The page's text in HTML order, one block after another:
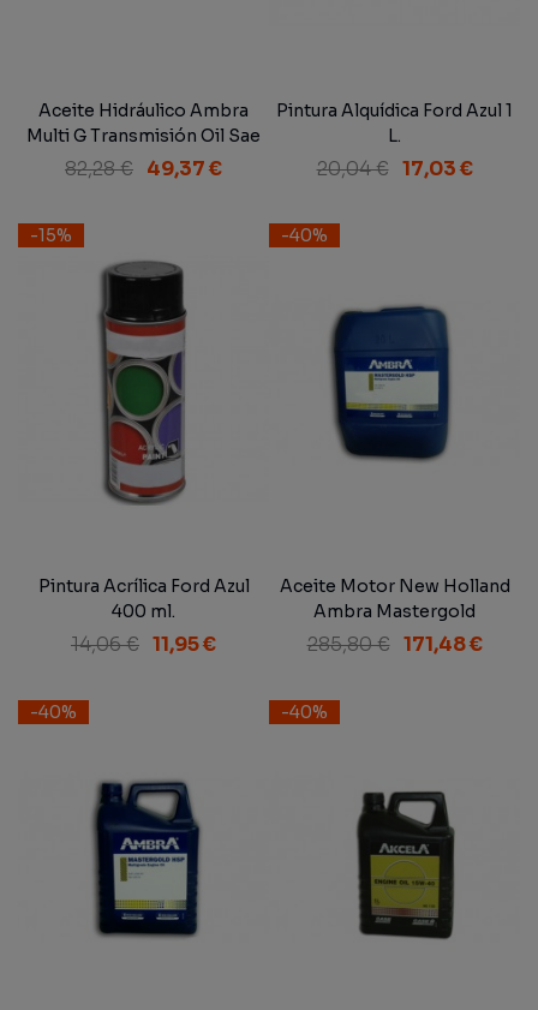
Aceite Hidráulico Ambra
Multi G Transmisión Oil Sae
10W/30 - NH 410 B 5 L
82,28 € 49,37 €
Pintura Alquídica Ford Azul 1
L.
20,04 € 17,03 €
-15%
Pintura Acrílica Ford Azul
400 ml.
14,06 € 11,95 €
-40%
Aceite Motor New Holland
Ambra Mastergold
Multigrade Engine Oil SAE
285,80 € 171,48 €
-40% -40%